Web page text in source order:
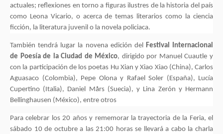
actuales; reflexiones en torno a figuras ilustres de la historia del país
como Leona Vicario, o acerca de temas literarios como la ciencia
ficción, la literatura juvenil o la novela policiaca.
También tendrá lugar la novena edición del Festival Internacional
de Poesía de la Ciudad de México, dirigido por Manuel Cuautle y
con la participación de los poetas Hu Xian y Xiao Xiao (China), Carlos
Aguasaco (Colombia), Pepe Olona y Rafael Soler (España), Lucía
Cupertino (Italia), Daniel Mårs (Suecia), y Lina Zerón y Hermann
Bellinghausen (México), entre otros
Para celebrar los 20 años y rememorar la trayectoria de la Feria, el
sábado 10 de octubre a las 21:00 horas se llevará a cabo la charla